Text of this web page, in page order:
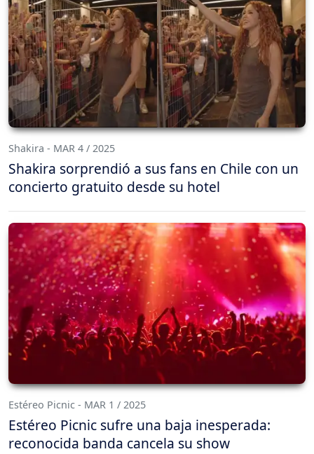
Shakira - MAR 4 / 2025
Shakira sorprendió a sus fans en Chile con un
concierto gratuito desde su hotel
Estéreo Picnic - MAR 1 / 2025
Estéreo Picnic sufre una baja inesperada:
reconocida banda cancela su show